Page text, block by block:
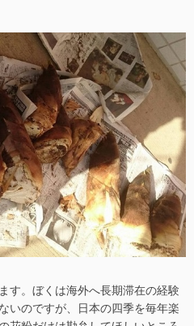
す。ぼくは海外へ長期滞在の経験
いのですが、日本の四季を毎年楽